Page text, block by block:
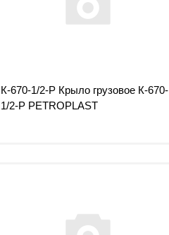
К-670-1/2-Р Крыло грузовое К-670-
1/2-Р PETROPLAST